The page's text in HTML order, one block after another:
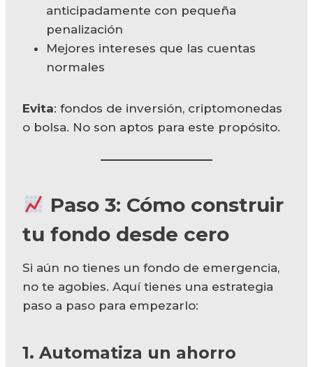
anticipadamente con pequeña
penalización
Mejores intereses que las cuentas
normales
Evita: fondos de inversión, criptomonedas
o bolsa. No son aptos para este propósito.
Paso 3: Cómo construir
tu fondo desde cero
Si aún no tienes un fondo de emergencia,
no te agobies. Aquí tienes una estrategia
paso a paso para empezarlo:
1. Automatiza un ahorro